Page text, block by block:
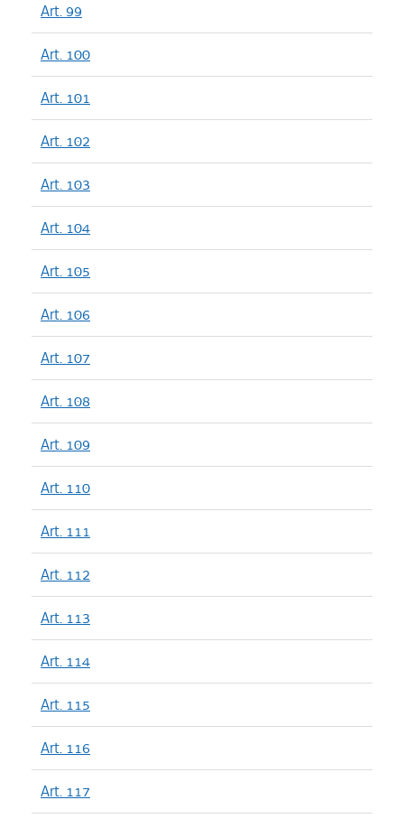
Art. 99
Art. 100
Art. 101
Art. 102
Art. 103
Art. 104
Art. 105
Art. 106
Art. 107
Art. 108
Art. 109
Art. 110
Art. 111
Art. 112
Art. 113
Art. 114
Art. 115
Art. 116
Art. 117